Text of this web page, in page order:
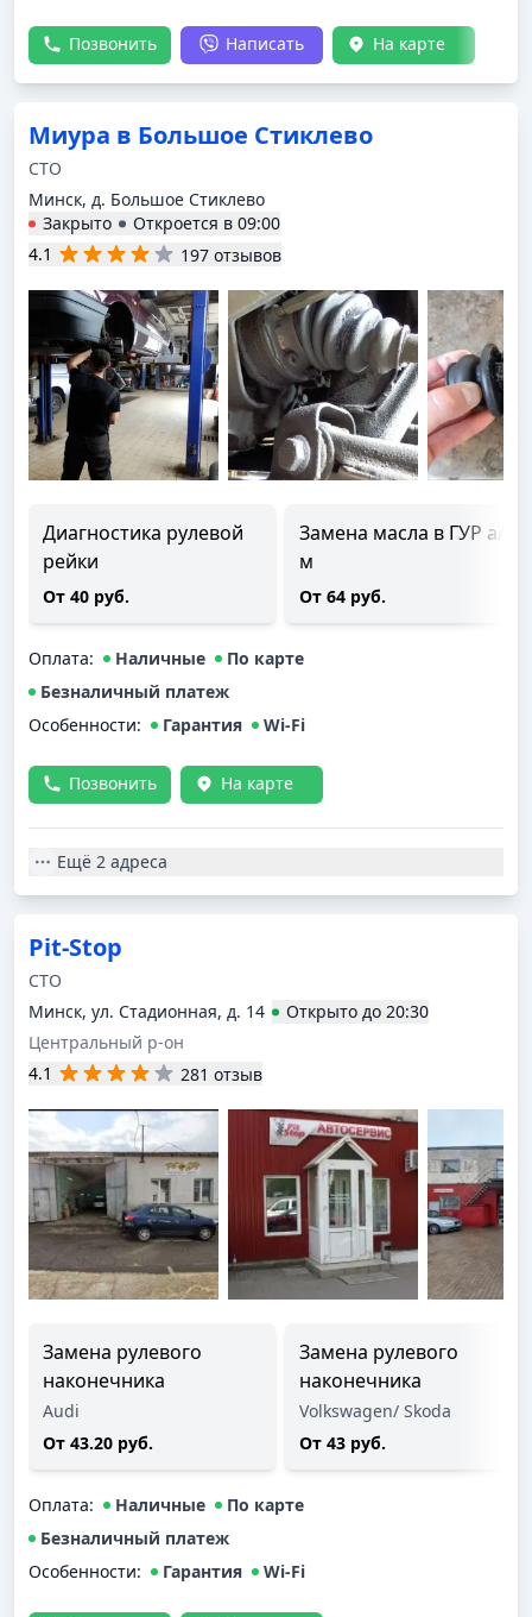
Позвонить Написать На карте
Миура в Большое Стиклево
СТО
Минск, д. Большое Стиклево
Закрыто
Откроется в 09:00
4.1
197 отзывов
Диагностика рулевой
рейки
От 40 руб.
Замена масла в ГУР а/
м
От 64 руб.
Оплата: Наличные
По карте
Безналичный платеж
Особенности:
Гарантия Wi-Fi
Позвонить На карте
Ещё 2 адреса
Pit-Stop
СТО
Минск, ул. Стадионная, д. 14
Открыто до 20:30
Центральный р-он
4.1
281 отзыв
Замена рулевого
наконечника
Audi
От 43.20 руб.
Замена рулевого
наконечника
Volkswagen/ Skoda
От 43 руб.
Оплата: Наличные
По карте
Безналичный платеж
Особенности:
Гарантия Wi-Fi